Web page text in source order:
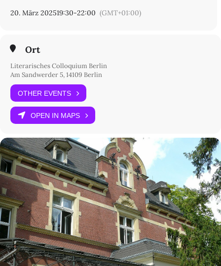
Eintritt 8 € / 5 €. Auch an der Abendkasse.
20. März 202519:30-22:00 (GMT+01:00)
Ort
Literarisches Colloquium Berlin
Am Sandwerder 5, 14109 Berlin
OTHER EVENTS
OPEN IN MAPS